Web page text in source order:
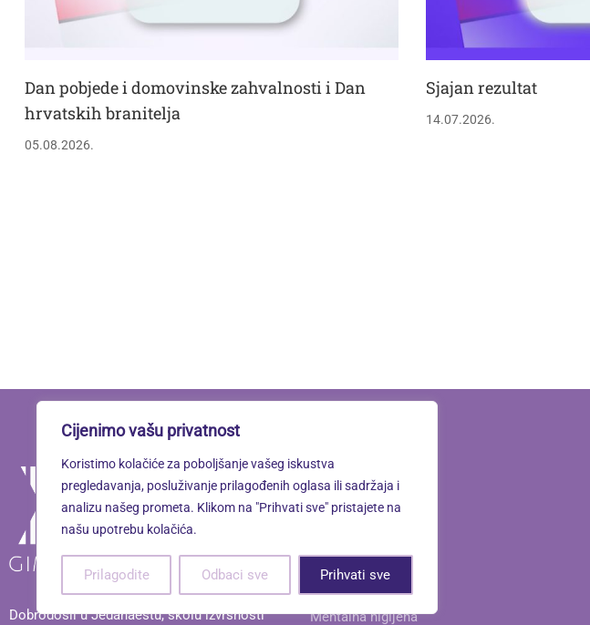
Cijenimo vašu privatnost
Koristimo kolačiće za poboljšanje vašeg iskustva
pregledavanja, posluživanje prilagođenih oglasa ili sadržaja i
analizu našeg prometa. Klikom na "Prihvati sve" pristajete na
našu upotrebu kolačića.
Prilagodite Odbaci sve Prihvati sve
Dan pobjede i domovinske zahvalnosti i Dan
hrvatskih branitelja
05.08.2026.
Sjajan rezultat
14.07.2026.
Dobrodošli u Jedanaestu, školu izvrsnosti
Linkovi
Oximoron
Mentalno zdravlje
Mentalna higijena